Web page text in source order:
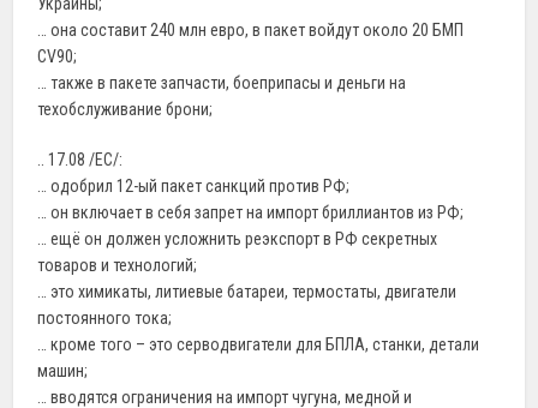
… она составит 240 млн евро, в пакет войдут около 20 БМП
CV90;
… также в пакете запчасти, боеприпасы и деньги на
техобслуживание брони;
.. 17.08 /ЕС/:
… одобрил 12-ый пакет санкций против РФ;
… он включает в себя запрет на импорт бриллиантов из РФ;
… ещё он должен усложнить реэкспорт в РФ секретных
товаров и технологий;
… это химикаты, литиевые батареи, термостаты, двигатели
постоянного тока;
… кроме того – это серводвигатели для БПЛА, станки, детали
машин;
… вводятся ограничения на импорт чугуна, медной и